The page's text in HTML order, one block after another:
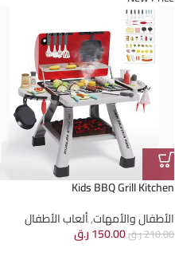
Kids BBQ Grill Kitchen
الأطفال والأمهات,ألعاب الأطفال
210.00ر.ق150.00ر.ق